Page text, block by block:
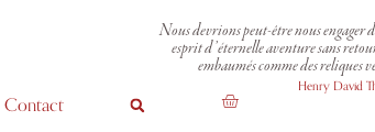
Nous devrions peut-être nous engager
esprit d’éternelle aventure sans
embaumés comme des reliques
Henry David
Contact